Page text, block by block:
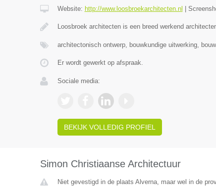
Website: http://www.loosbroekarchitecten.nl
Loosbroek architecten is een breed werkend
architectonisch ontwerp, bouwkundige uitwerking,
Er wordt gewerkt op afspraak.
Sociale media:
BEKIJK VOLLEDIG PROFIEL
Simon Christiaanse Architectuur
Niet gevestigd in de plaats Alverna, maar wel in de